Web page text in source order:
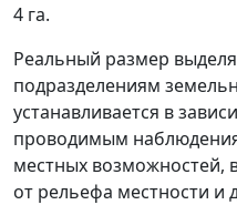
4 га.
Реальный размер
подразделениям
устанавливается в
проводимым
местных возможностей,
от рельефа местности и